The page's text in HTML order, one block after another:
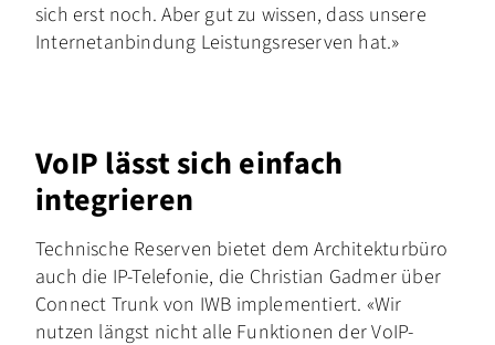
sich erst noch. Aber gut zu wissen, dass unsere
Internetanbindung Leistungsreserven hat.»
VoIP lässt sich einfach
integrieren
Technische Reserven bietet dem Architekturbüro
auch die IP-Telefonie, die Christian Gadmer über
Connect Trunk von IWB implementiert. «Wir
nutzen längst nicht alle Funktionen der VoIP-